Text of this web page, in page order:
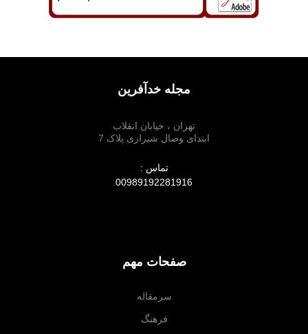
مجله خدآفرین
تهران ، خیابان انقلاب
ابتدای وصال شیرازی پلاک 7
تماس :
00989192281916
صفحات مهم
سرمقاله
فرهنگ